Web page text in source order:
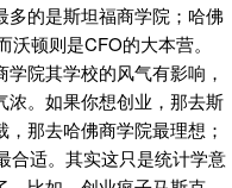
多的是斯坦福商学院；哈佛
顿则是CFO的大本营。
院其学校的风气有影响，
浓。如果你想创业，那去斯
那去哈佛商学院最理想；
合适。其实这只是统计学意